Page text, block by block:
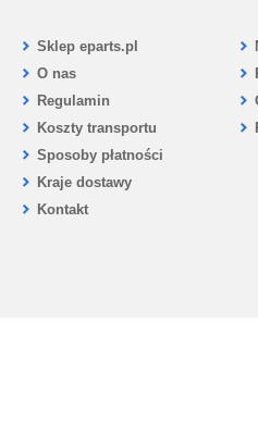
Sklep eparts.pl
O nas
Regulamin
Koszty transportu
Sposoby płatności
Kraje dostawy
Kontakt